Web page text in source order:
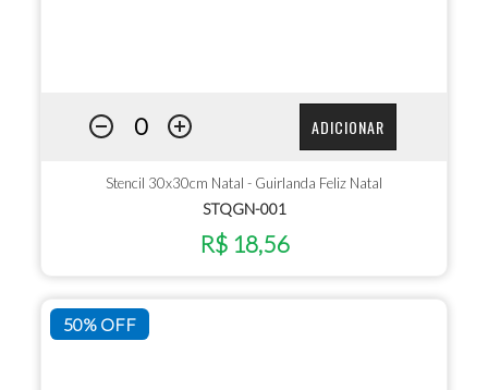
ADICIONAR
Stencil 30x30cm Natal - Guirlanda Feliz Natal
STQGN-001
R$ 18,56
50% OFF